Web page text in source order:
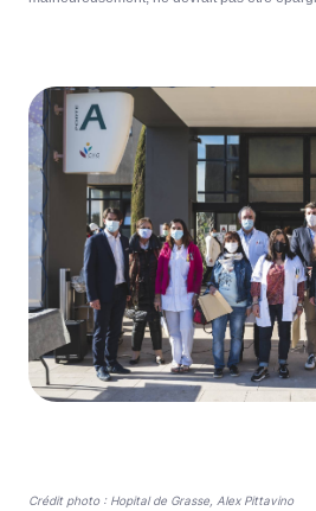
Crédit photo : Hopital de Grasse, Alex Pittavino